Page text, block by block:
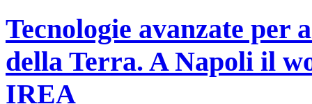
Tecnologie avanzate per
della Terra. A Napoli il
IREA